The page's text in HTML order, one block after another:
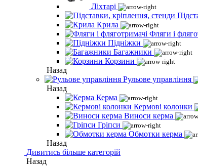
Ліхтарі
Крила
Фляги і
Підніжки
Багажники
Корзини
Назад
Рульове управління
Назад
Керма
Кермові колонки
Виноси керма
Гріпси
Обмотки керма
Назад
Дивитись більше категорій
Назад